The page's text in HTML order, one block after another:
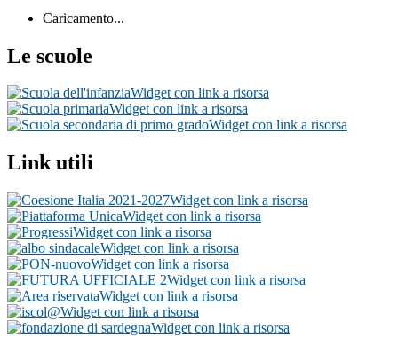
Caricamento...
Le scuole
Widget con link a risorsa
Widget con link a risorsa
Widget con link a risorsa
Link utili
Widget con link a risorsa
Widget con link a risorsa
Widget con link a risorsa
Widget con link a risorsa
Widget con link a risorsa
Widget con link a risorsa
Widget con link a risorsa
Widget con link a risorsa
Widget con link a risorsa